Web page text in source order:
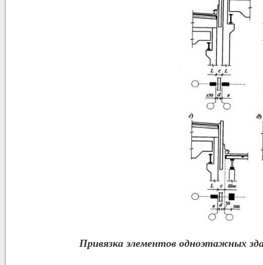
Привязка элементов одноэтажных